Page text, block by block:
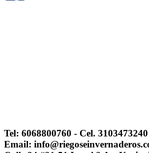
Tel: 6068800760 - Cel. 3103473240
Email: